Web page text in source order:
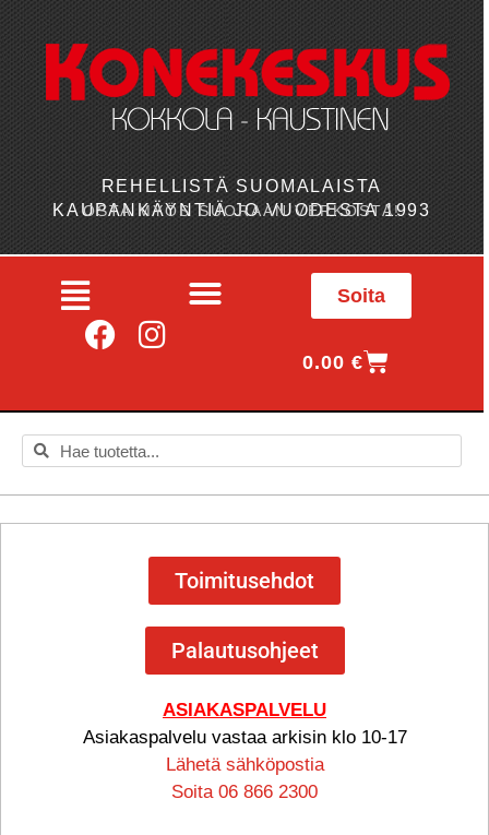
REHELLISTÄ SUOMALAISTA
KAUPANKÄYNTIÄ JO VUODESTA 1993
OSTA MYÖS SUORAAN VERKOSTA!
Soita
0.00€
Toimitusehdot
Palautusohjeet
ASIAKASPALVELU
Asiakaspalvelu vastaa arkisin klo 10-17
Lähetä sähköpostia
Soita 06 866 2300